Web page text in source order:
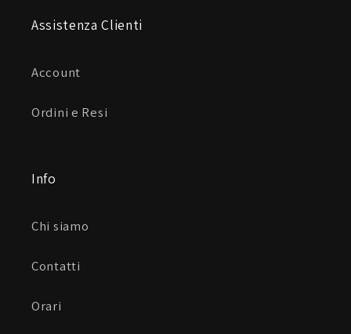
Assistenza Clienti
Account
Ordini e Resi
Info
Chi siamo
Contatti
Orari